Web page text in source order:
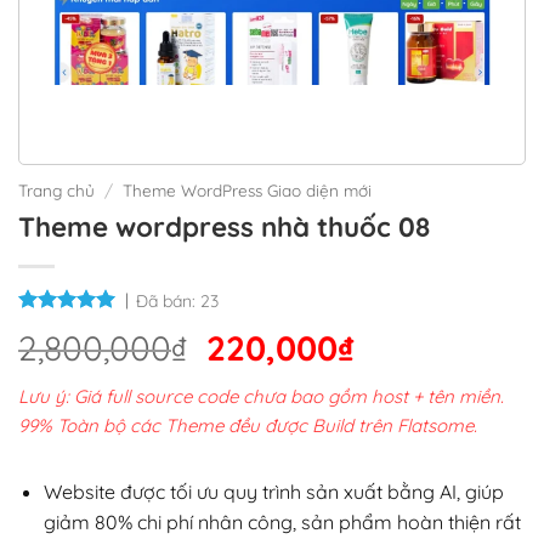
Trang chủ / Theme WordPress Giao diện mới
Theme wordpress nhà thuốc 08
Đã bán: 23
2,800,000₫ Giá
gốc
là:
2,800,000₫.
220,000₫Giá
hiện
tại
220,000₫.
Lưu ý: Giá full source code chưa bao gồm host + tên miền.
99% Toàn bộ các Theme đều được Build trên Flatsome.
Website được tối ưu quy trình sản xuất bằng AI, giúp
giảm 80% chi phí nhân công, sản phẩm hoàn thiện rất